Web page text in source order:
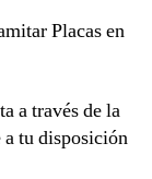
Placas en
a través de la
a tu disposición